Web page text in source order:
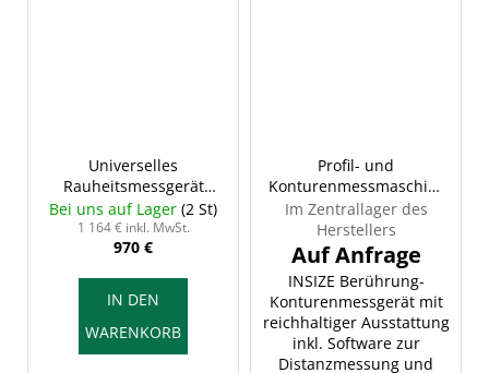
Universelles
Rauheitsmessgerät
INSIZE ISR-C002
Bei uns auf Lager (2 St)
1 164 € inkl. MwSt.
970 €
IN DEN
WARENKORB
Profil- und
Konturenmessmaschine,
INSIZE SPM-1000
Im Zentrallager des
Herstellers
INSIZE Berührung-
Konturenmessgerät mit
reichhaltiger Ausstattung
inkl. Software zur
Distanzmessung und